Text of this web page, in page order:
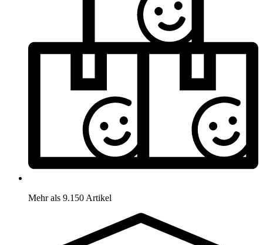
Mehr als 9.150 Artikel